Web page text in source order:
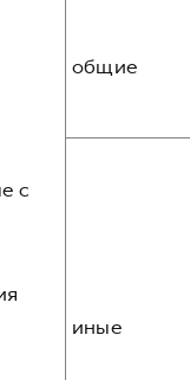
с
общие
иные